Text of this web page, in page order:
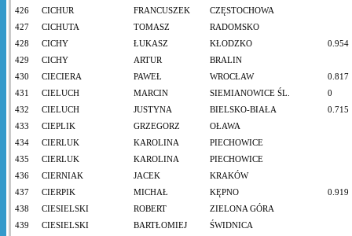
426
CICHUR FRANCUSZEK
CZĘSTOCHOWA
427
CICHUTA TOMASZ
RADOMSKO
428
CICHY ŁUKASZ KŁODZKO
0.954
429
CICHY ARTUR
BRALIN
430
CIECIERA PAWEŁ WROCŁAW
0.817
431
CIELUCH MARCIN SIEMIANOWICE ŚL.
0
432
CIELUCH JUSTYNA BIELSKO-BIAŁA
0.715
433
CIEPLIK GRZEGORZ
OŁAWA
434
CIERLUK KAROLINA
PIECHOWICE
435
CIERLUK KAROLINA
PIECHOWICE
436
CIERNIAK JACEK
KRAKÓW
437
CIERPIK MICHAŁ KĘPNO
0.919
438
CIESIELSKI ROBERT
ZIELONA GÓRA
439
CIESIELSKI BARTŁOMIEJ
ŚWIDNICA